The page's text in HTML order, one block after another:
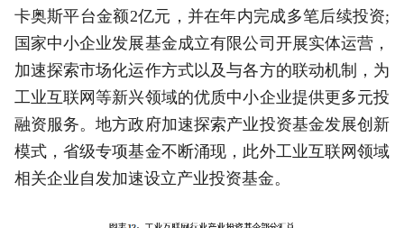
卡奥斯平台金额2亿元，并在年内完成多笔后续投资;
国家中小企业发展基金成立有限公司开展实体运营，
加速探索市场化运作方式以及与各方的联动机制，为
工业互联网等新兴领域的优质中小企业提供更多元投
融资服务。地方政府加速探索产业投资基金发展创新
模式，省级专项基金不断涌现，此外工业互联网领域
相关企业自发加速设立产业投资基金。